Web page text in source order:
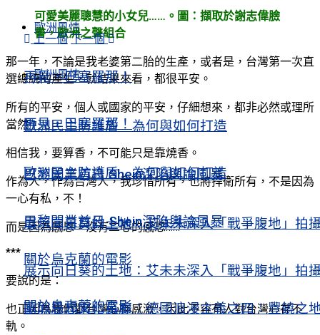
歐洲風情
再見，巴塞羅那！
歐洲民主防護盾 為何與如何打造
巴黎開業首日 Shein深陷輿論風暴
展示向日葵的土地：艾未未深入「戰爭腹地」拍
關於烏克蘭的電影
歐洲思想文化長廊：德國浪漫主義之四：豐饒之
上一個 下一個
歐洲風情
再見，巴塞羅那！
歐洲民主防護盾 為何與如何打造
巴黎開業首日 Shein深陷輿論風暴
展示向日葵的土地：艾未未深入「戰爭腹地」拍
關於烏克蘭的電影
可愛美麗聰慧的小女兒……。圖：擷取於謝志偉臉
書，歐洲之聲組合
那一年，不論是我老婆第二胎的生產，或者是，台灣第一次直
選總統的產生，就結果來看，都很平安。
所有的平安，個人或國家的平安，仔細想來，都非必然或理所
當然。
相信我，要算香，不可能只是靠燒香。
作為人，作為台灣人，我珍惜所有，也將捍衛所有，不是因為
一心有私，不！
而是因為感恩，沒有二心的感恩……
***
要說的是：
也正因為我們對台灣心存感激，因此不容有人對台灣心存不
軌。